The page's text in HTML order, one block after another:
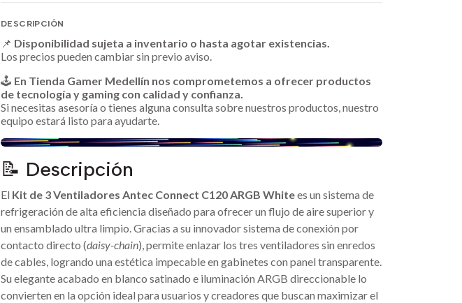
DESCRIPCIÓN
📌 Disponibilidad sujeta a inventario o hasta agotar existencias.
Los precios pueden cambiar sin previo aviso.
🕹️ En Tienda Gamer Medellín nos comprometemos a ofrecer productos
de tecnología y gaming con calidad y confianza.
Si necesitas asesoría o tienes alguna consulta sobre nuestros productos, nuestro
equipo estará listo para ayudarte.
📝 Descripción
El Kit de 3 Ventiladores Antec Connect C120 ARGB Whitees un sistema de
refrigeración de alta eficiencia diseñado para ofrecer un flujo de aire superior y
un ensamblado ultra limpio. Gracias a su innovador sistema de conexión por
contacto directo (daisy-chain), permite enlazar los tres ventiladores sin enredos
de cables, logrando una estética impecable en gabinetes con panel transparente.
Su elegante acabado en blanco satinado e iluminación ARGB direccionable lo
convierten en la opción ideal para usuarios y creadores que buscan maximizar el